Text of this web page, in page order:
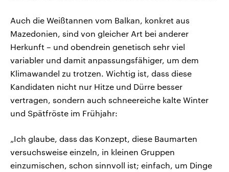
Auch die Weißtannen vom Balkan, konkret aus
Mazedonien, sind von gleicher Art bei anderer
Herkunft – und obendrein genetisch sehr viel
variabler und damit anpassungsfähiger, um dem
Klimawandel zu trotzen. Wichtig ist, dass diese
Kandidaten nicht nur Hitze und Dürre besser
vertragen, sondern auch schneereiche kalte Winter
und Spätfröste im Frühjahr:
„Ich glaube, dass das Konzept, diese Baumarten
versuchsweise einzeln, in kleinen Gruppen
einzumischen, schon sinnvoll ist; einfach, um Dinge